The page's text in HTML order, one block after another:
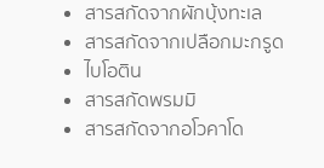
สารสกัดจากผักบุ้งทะเล
สารสกัดจากเปลือกมะกรูด
ไบโอติน
สารสกัดพรมมิ
สารสกัดจากอโวคาโด